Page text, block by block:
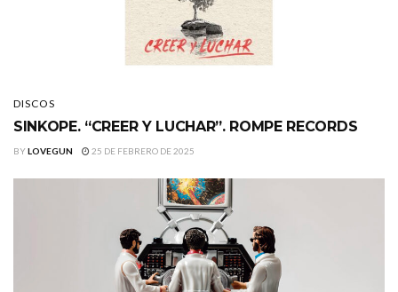
DISCOS
SINKOPE. “CREER Y LUCHAR”. ROMPE RECORDS
BYLOVEGUN 25 DE FEBRERO DE 2025